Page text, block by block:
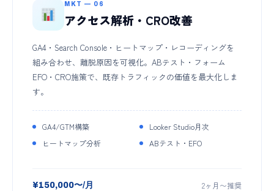
MKT — 06
アクセス解析・CRO改善
GA4・Search Console・ヒートマップ・レコーディングを
組み合わせ、離脱原因を可視化。ABテスト・フォーム
EFO・CRO施策で、既存トラフィックの価値を最大化しま
す。
GA4/GTM構築
Looker Studio月次
ヒートマップ分析
ABテスト・EFO
¥150,000〜/月 2ヶ月〜推奨